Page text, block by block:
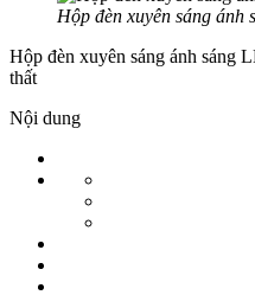
Hộp đèn xuyên sáng
Hộp đèn xuyên sáng ánh sáng
thất
Nội dung